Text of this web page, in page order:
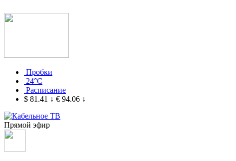
Пробки
24°C
Расписание
$ 81.41 ↓ € 94.06 ↓
Прямой эфир